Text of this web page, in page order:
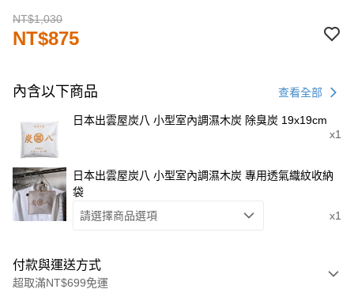
NT$1,030
NT$875
內含以下商品 查看全部
日本出雲屋炭八 小型室內調濕木炭 除臭炭 19x19cm
x1
日本出雲屋炭八 小型室內調濕木炭 專用透氣織紋收納
袋
請選擇商品選項
x1
付款與運送方式
超取滿NT$699免運